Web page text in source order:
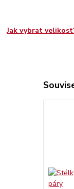
Jak vybrat